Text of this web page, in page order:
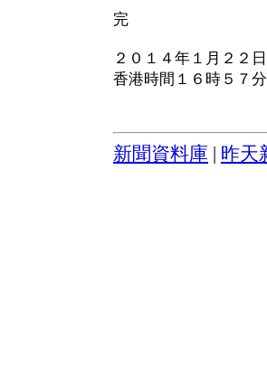
完
２０１４年１月２２日
香港時間１６時５７分
新聞資料庫 昨天